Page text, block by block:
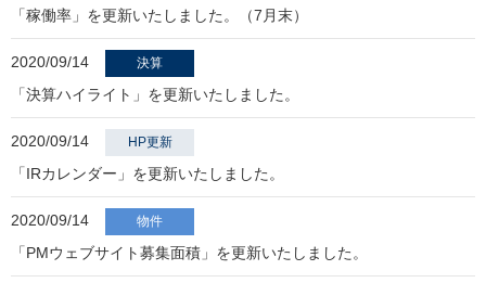
「稼働率」を更新いたしました。（7月末）
2020/09/14 決算
「決算ハイライト」を更新いたしました。
2020/09/14 HP更新
「IRカレンダー」を更新いたしました。
2020/09/14 物件
「PMウェブサイト募集面積」を更新いたしました。